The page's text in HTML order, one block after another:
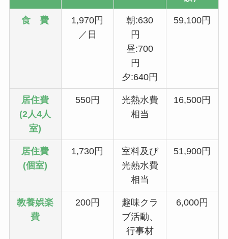
食 費
1,970円
／日
朝:630
円
昼:700
円
夕:640円
59,100円
居住費
(2人4人
室)
550円
光熱水費
相当
16,500円
居住費
(個室)
1,730円
室料及び
光熱水費
相当
51,900円
教養娯楽
費
200円
趣味クラ
ブ活動、
行事材
6,000円